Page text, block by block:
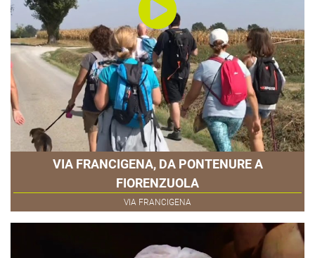
VIA FRANCIGENA, DA PONTENURE A
FIORENZUOLA
VIA FRANCIGENA